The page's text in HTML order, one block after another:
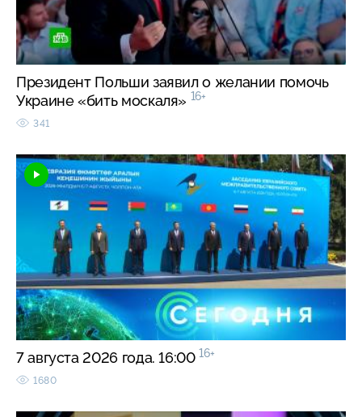
Президент Польши заявил о желании помочь
Украине «бить москаля» 16+
341
7 августа 2026 года. 16:00 16+
1680